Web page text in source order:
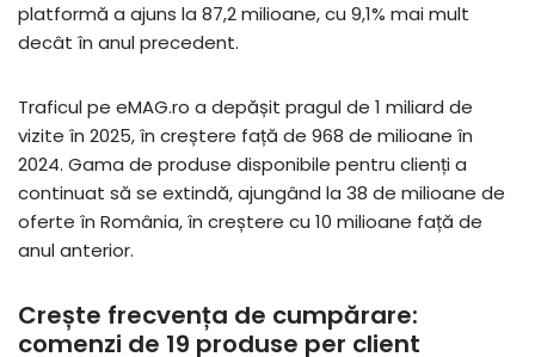
platformă a ajuns la 87,2 milioane, cu 9,1% mai mult
decât în anul precedent.
Traficul pe eMAG.ro a depășit pragul de 1 miliard de
vizite în 2025, în creștere față de 968 de milioane în
2024. Gama de produse disponibile pentru clienți a
continuat să se extindă, ajungând la 38 de milioane de
oferte în România, în creștere cu 10 milioane față de
anul anterior.
Crește frecvența de cumpărare:
comenzi de 19 produse per client